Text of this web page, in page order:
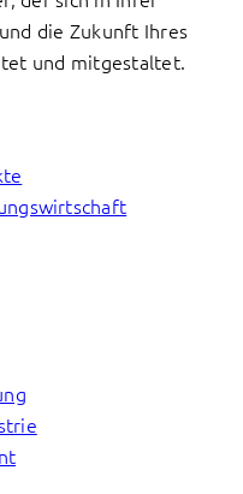
die Zukunft Ihres
und mitgestaltet.